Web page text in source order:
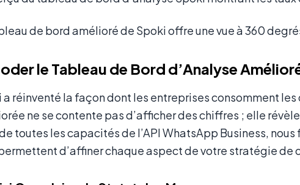
de bord amélioré de Spoki offre une vue à 360
le Tableau de Bord d’Analyse
a réinventé la façon dont les entreprises consomment
ne se contente pas d’afficher des chiffres ; elle
toutes les capacités de l’API WhatsApp Business,
d’affiner chaque aspect de votre stratégie de